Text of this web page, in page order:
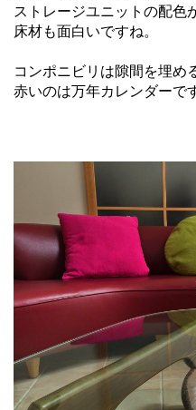
ストレージユニットの配色
床材も面白いですね。
コンポニビリは隙間を埋め
赤いのは万年カレンダーで